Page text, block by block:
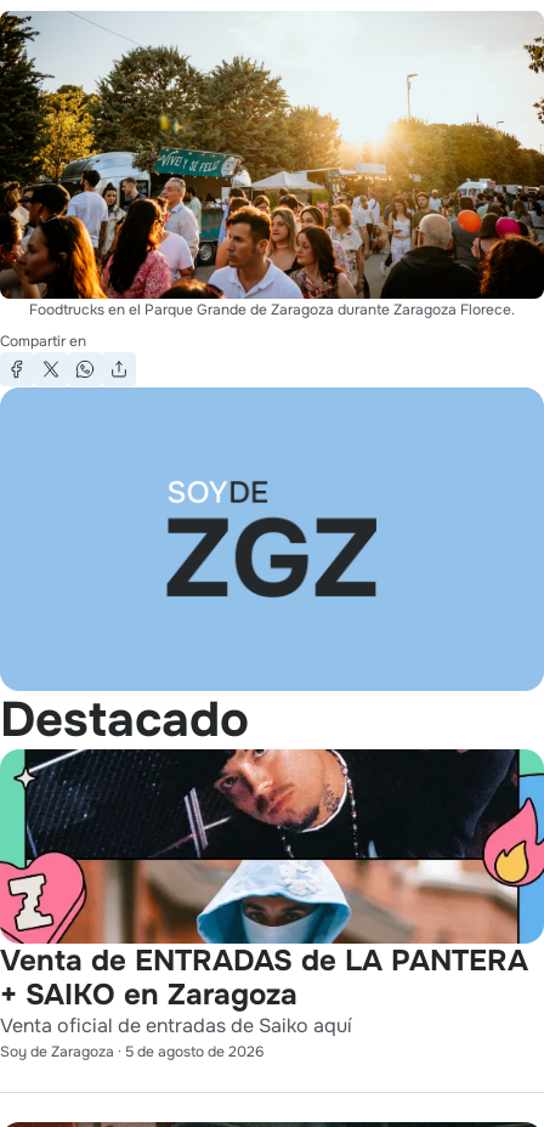
Foodtrucks en el Parque Grande de Zaragoza durante Zaragoza Florece.
Compartir en
Destacado
Venta de ENTRADAS de LA PANTERA
+ SAIKO en Zaragoza
Venta oficial de entradas de Saiko aquí
Soy de Zaragoza · 5 de agosto de 2026